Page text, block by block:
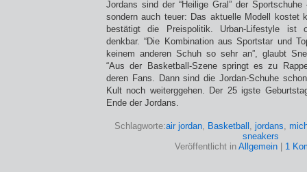
Jordans sind der “Heilige Gral” der
sondern auch teuer: Das aktuelle Modell kostet
bestätigt die Preispolitik. Urban-Lifestyle ist
denkbar. “Die Kombination aus Sportstar und
keinem anderen Schuh so sehr an”, glaubt
“Aus der Basketball-Szene springt es zu
deren Fans. Dann sind die Jordan-Schuhe
Kult noch weiterggehen. Der 25 igste
Ende der Jordans.
Schlagworte:air jordan, Basketball , jordans,
sneakers
Veröffentlicht in Allgemein 1